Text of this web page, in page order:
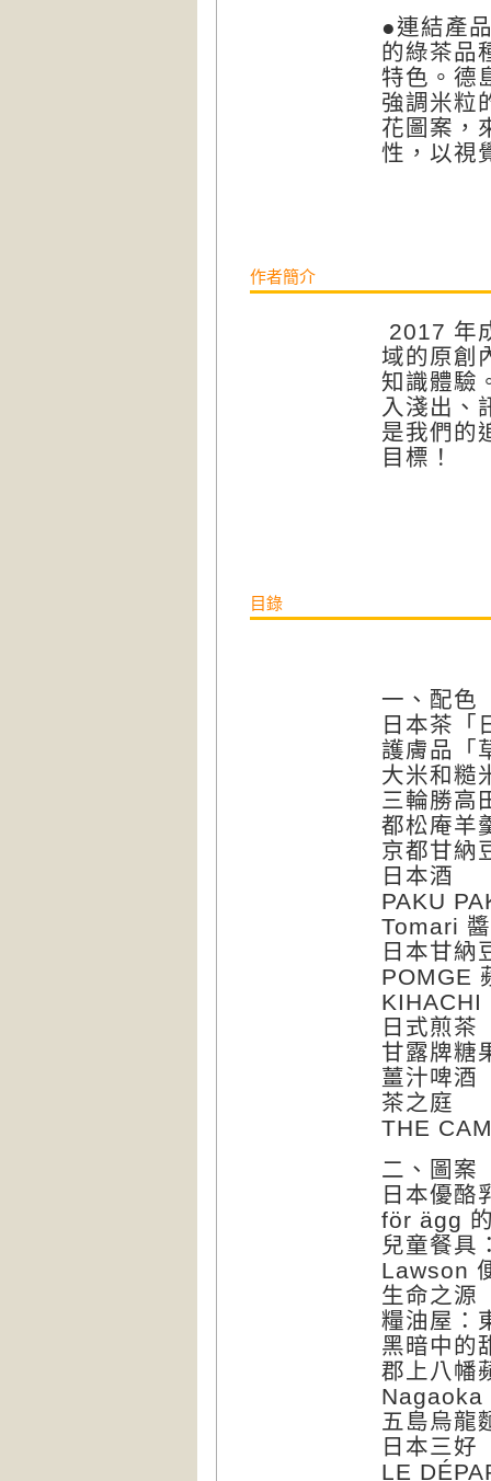
●連結產
的綠茶品
特色。德
強調米粒
花圖案，
性，以視
作者簡介
2017 年
域的原創
知識體驗
入淺出、
是我們的
目標！
目錄
一、配色
日本茶「
護膚品「
大米和糙
三輪勝高
都松庵羊
京都甘納
日本酒
PAKU
Tomari
日本甘納
POMGE
KIHACHI
日式煎茶
甘露牌糖
薑汁啤酒
茶之庭
THE
二、圖案
日本優酪
för ägg
兒童餐具
Lawson
生命之源
糧油屋：
黑暗中的
郡上八幡
Nagaoka
五島烏龍
日本三好
LE